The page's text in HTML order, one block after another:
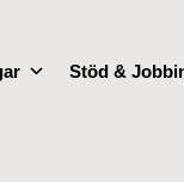
Stöd &